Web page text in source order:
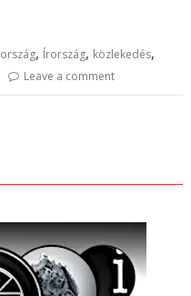
, Írország, közlekedés,
Leave a comment